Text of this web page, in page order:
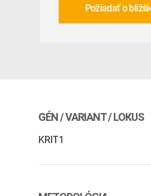
Požiadať o
GÉN / VARIANT / LOKUS
KRIT1